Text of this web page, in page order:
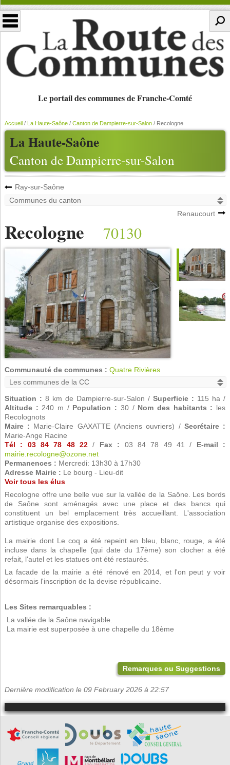
Le portail des communes de Franche-Comté
La Haute-Saône
Canton de Dampierre-sur-Salon
Accueil/ La Haute-Saône/ Canton de Dampierre-sur-Salon/ Recologne
Ray-sur-Saône
Renaucourt
Recologne 70130
Communauté de communes : Quatre Rivières
Situation : 8 km de Dampierre-sur-Salon /Superficie : 115 ha /
Altitude : 240 m / Population : 30 / Nom des habitants : les
Recolognots
Maire : Marie-Claire GAXATTE (Anciens ouvriers) / Secrétaire :
Marie-Ange Racine
Tél : 03 84 78 48 22 / Fax : 03 84 78 49 41 / E-mail :
mairie.recologne@ozone.net
Permanences : Mercredi: 13h30 à 17h30
Adresse Mairie : Le bourg - Lieu-dit
Voir tous les élus
Recologne offre une belle vue sur la vallée de la Saône. Les bords
de Saône sont aménagés avec une place et des bancs qui
constituent un bel emplacement très accueillant. L'association
artistique organise des expositions.
La mairie dont Le coq a été repeint en bleu, blanc, rouge, a été
incluse dans la chapelle (qui date du 17ème) son clocher a été
refait, l'autel et les statues ont été restaurés.
La facade de la mairie a été rénové en 2014, et l'on peut y voir
désormais l'inscription de la devise républicaine.
Les Sites remarquables :
 La vallée de la Saône navigable.
 La mairie est superposée à une chapelle du 18ème
Remarques ou Suggestions
Dernière modification le 09 February 2026 à 22:57